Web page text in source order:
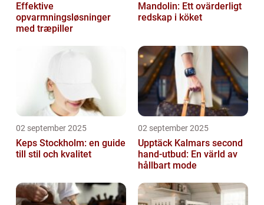
Effektive
opvarmningsløsninger
med træpiller
Mandolin: Ett ovärderligt
redskap i köket
02 september 2025
Keps Stockholm: en guide
till stil och kvalitet
02 september 2025
Upptäck Kalmars second
hand-utbud: En värld av
hållbart mode